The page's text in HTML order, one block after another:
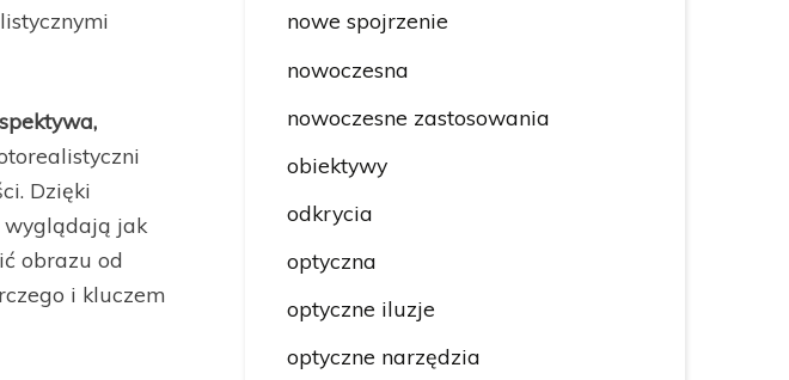
Dzięki
wyglądają jak
obrazu od
i kluczem
nowe spojrzenie
nowoczesna
nowoczesne zastosowania
obiektywy
odkrycia
optyczna
optyczne iluzje
optyczne narzędzia